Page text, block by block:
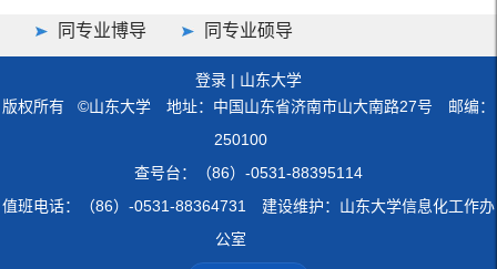
同专业博导 同专业硕导
登录 | 山东大学
版权所有 ©山东大学 地址：中国山东省济南市山大南路27号 邮编：
250100
查号台：（86）-0531-88395114
值班电话：（86）-0531-88364731 建设维护：山东大学信息化工作办
公室